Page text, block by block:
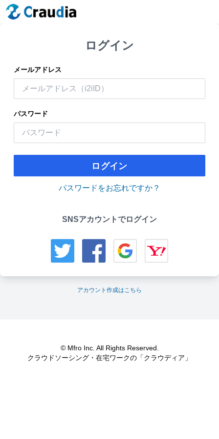
ログイン
メールアドレス
パスワード
ログイン
パスワードをお忘れですか？
SNSアカウントでログイン
アカウント作成はこちら
© Mfro Inc. All Rights Reserved.
クラウドソーシング・在宅ワークの「クラウディア」